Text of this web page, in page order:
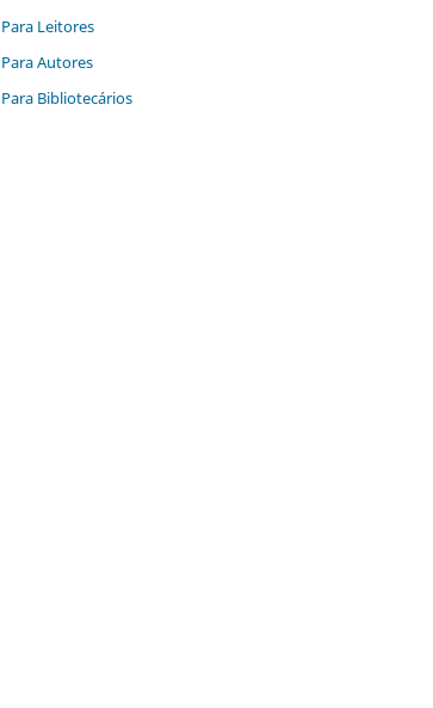
Para Leitores
Para Autores
Para Bibliotecários